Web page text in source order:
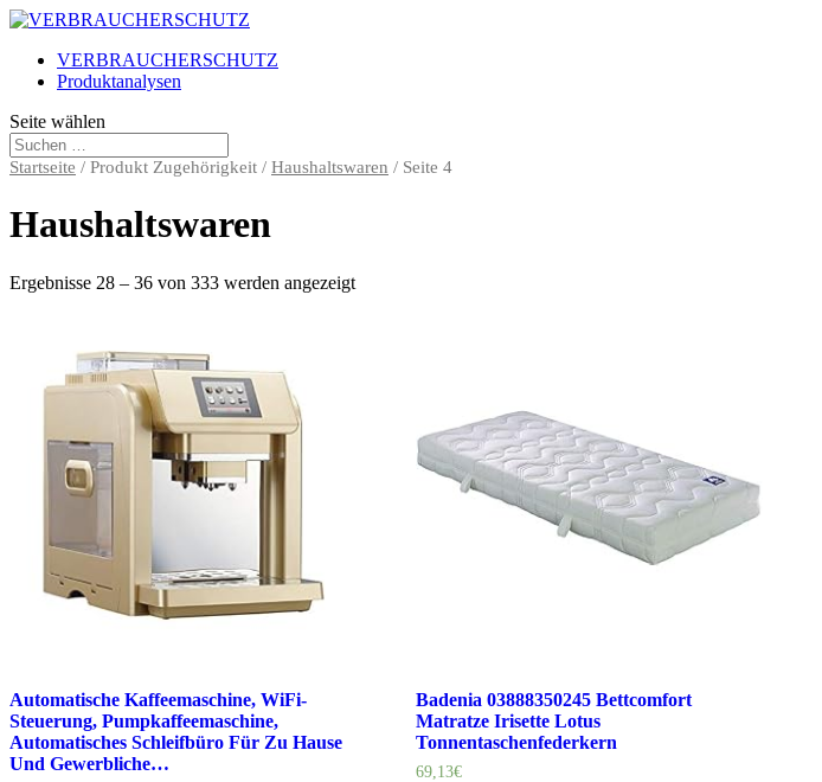
VERBRAUCHERSCHUTZ
Produktanalysen
Seite wählen
Startseite / Produkt Zugehörigkeit / Haushaltswaren / Seite 4
Haushaltswaren
Ergebnisse 28 – 36 von 333 werden angezeigt
Automatische Kaffeemaschine, WiFi-
Steuerung, Pumpkaffeemaschine,
Automatisches Schleifbüro Für Zu Hause
Und Gewerbliche…
Badenia 03888350245 Bettcomfort
Matratze Irisette Lotus
Tonnentaschenfederkern
69,13€